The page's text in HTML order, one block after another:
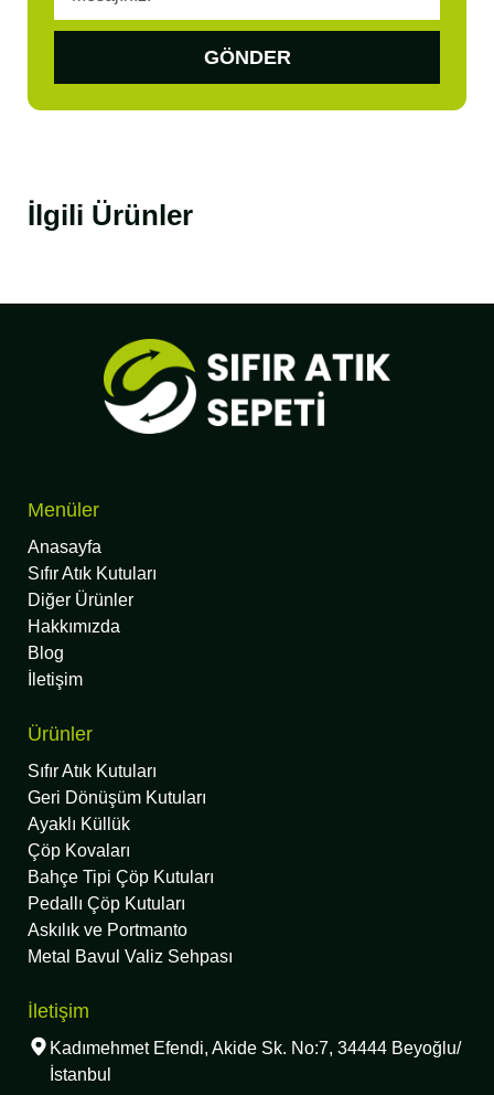
GÖNDER
İlgili Ürünler
Menüler
Anasayfa
Sıfır Atık Kutuları
Diğer Ürünler
Hakkımızda
Blog
İletişim
Ürünler
Sıfır Atık Kutuları
Geri Dönüşüm Kutuları
Ayaklı Küllük
Çöp Kovaları
Bahçe Tipi Çöp Kutuları
Pedallı Çöp Kutuları
Askılık ve Portmanto
Metal Bavul Valiz Sehpası
İletişim
Kadımehmet Efendi, Akide Sk. No:7, 34444 Beyoğlu/
İstanbul